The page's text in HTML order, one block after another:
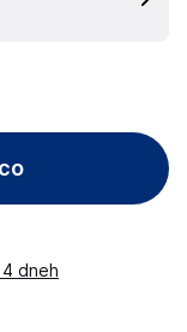
dneh